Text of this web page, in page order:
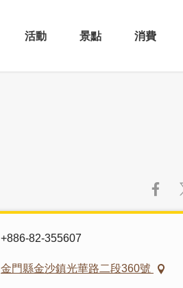
活動 景點 消費
+886-82-355607
金門縣金沙鎮光華路二段360號